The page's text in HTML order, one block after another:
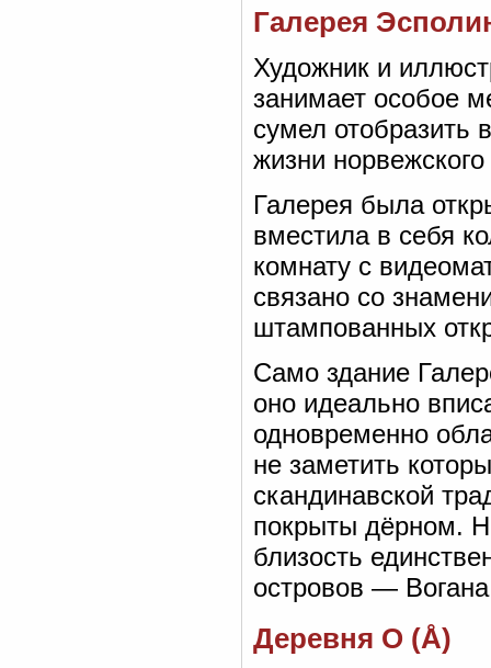
Галерея
Художник и
занимает особое
сумел отобразить
жизни
Галерея была
вместила в себя
комнату с
связано со
штампованных
Само здание
оно идеально
одновременно
не заметить
скандинавской
покрыты дёрном.
близость
островов —
Деревня О (Å)